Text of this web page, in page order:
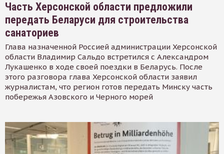
Часть Херсонской области предложили
передать Беларуси для строительства
санаториев
Глава назначенной Россией администрации Херсонской
области Владимир Сальдо встретился с Александром
Лукашенко в ходе своей поездки в Беларусь. После
этого разговора глава Херсонской области заявил
журналистам, что регион готов передать Минску часть
побережья Азовского и Черного морей